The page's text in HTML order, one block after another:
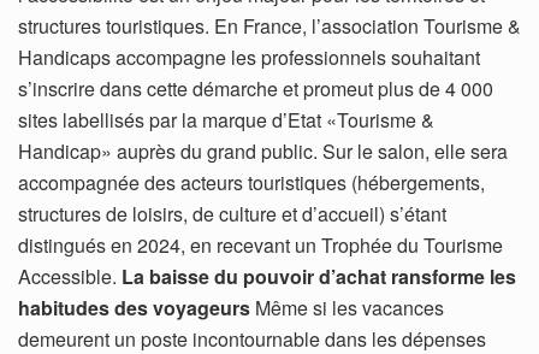
structures touristiques. En France, l’association Tourisme &
Handicaps accompagne les professionnels souhaitant
s’inscrire dans cette démarche et promeut plus de 4 000
sites labellisés par la marque d’Etat «Tourisme &
Handicap» auprès du grand public. Sur le salon, elle sera
accompagnée des acteurs touristiques (hébergements,
structures de loisirs, de culture et d’accueil) s’étant
distingués en 2024, en recevant un Trophée du Tourisme
Accessible. La baisse du pouvoir d’achat ransforme les
habitudes des voyageurs Même si les vacances
demeurent un poste incontournable dans les dépenses